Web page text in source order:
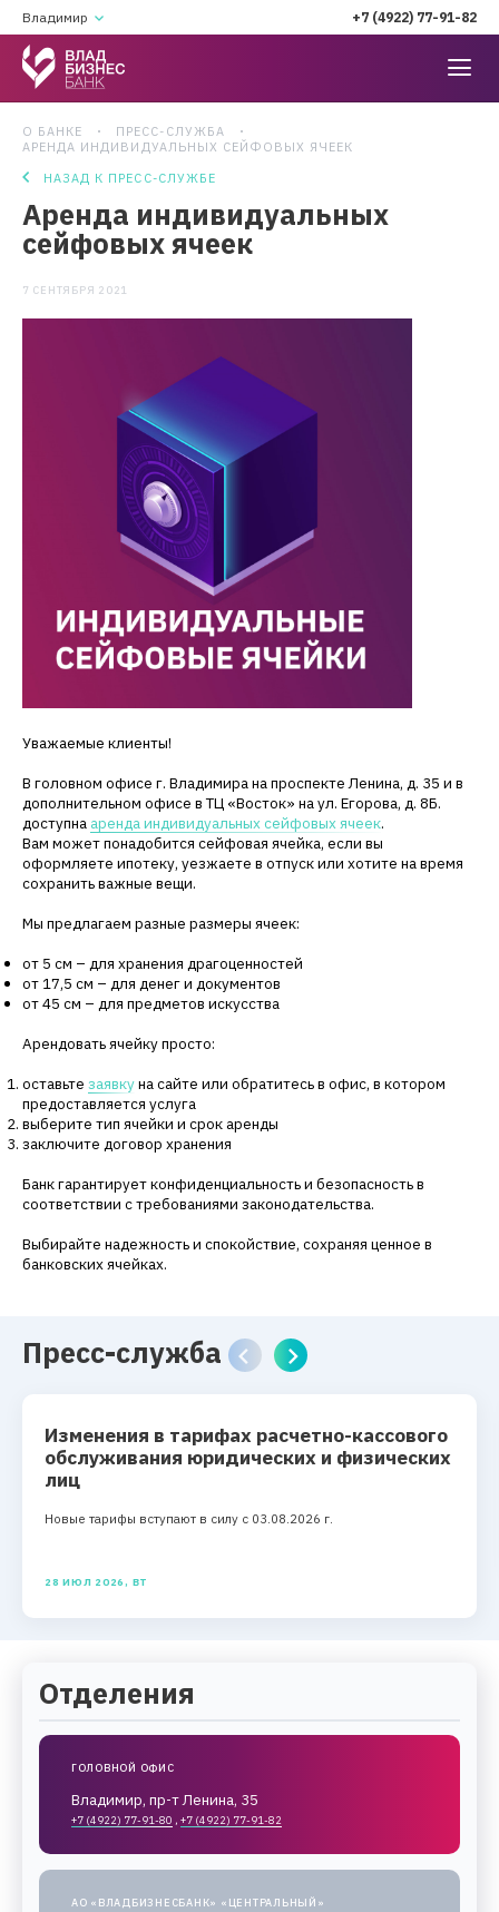
Владимир +7 (4922) 77-91-82
О БАНКЕ
ПРЕСС-СЛУЖБА
АРЕНДА ИНДИВИДУАЛЬНЫХ СЕЙФОВЫХ ЯЧЕЕК
НАЗАД К ПРЕСС-СЛУЖБЕ
Аренда индивидуальных
сейфовых ячеек
7 СЕНТЯБРЯ 2021
Уважаемые клиенты!
В головном офисе г. Владимира на проспекте Ленина, д. 35 и в
дополнительном офисе в ТЦ «Восток» на ул. Егорова, д. 8Б.
доступна аренда индивидуальных сейфовых ячеек.
Вам может понадобится сейфовая ячейка, если вы
оформляете ипотеку, уезжаете в отпуск или хотите на время
сохранить важные вещи.
Мы предлагаем разные размеры ячеек:
от 5 см – для хранения драгоценностей
от 17,5 см – для денег и документов
от 45 см – для предметов искусства
Арендовать ячейку просто:
оставьте заявкуна сайте или обратитесь в офис, в котором
предоставляется услуга
выберите тип ячейки и срок аренды
заключите договор хранения
Банк гарантирует конфиденциальность и безопасность в
соответствии с требованиями законодательства.
Выбирайте надежность и спокойствие, сохраняя ценное в
банковских ячейках.
Пресс-служба
Изменения в тарифах расчетно-кассового
обслуживания юридических и физических
лиц
Новые тарифы вступают в силу с 03.08.2026 г.
28 ИЮЛ 2026, ВТ
Отделения
ГОЛОВНОЙ ОФИС
Владимир, пр-т Ленина, 35
+7 (4922) 77-91-80 , +7 (4922) 77-91-82
АО «ВЛАДБИЗНЕСБАНК» «ЦЕНТРАЛЬНЫЙ»